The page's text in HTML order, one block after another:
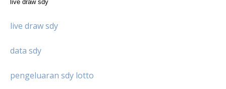
live draw sdy
live draw sdy
data sdy
pengeluaran sdy lotto